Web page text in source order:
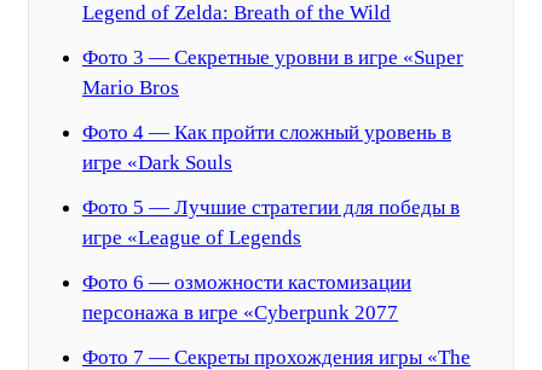
Legend of Zelda: Breath of the Wild
Фото 3 — Секретные уровни в игре «Super
Mario Bros
Фото 4 — Как пройти сложный уровень в
игре «Dark Souls
Фото 5 — Лучшие стратегии для победы в
игре «League of Legends
Фото 6 — озможности кастомизации
персонажа в игре «Cyberpunk 2077
Фото 7 — Секреты прохождения игры «The